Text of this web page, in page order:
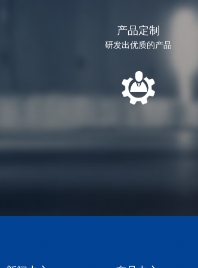
产品定制
研发出优质的产品